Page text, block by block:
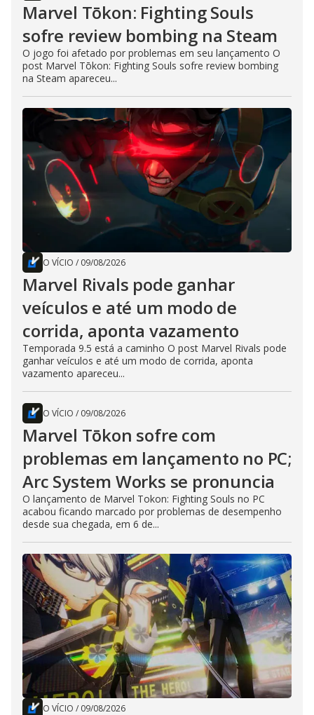
Marvel Tōkon: Fighting Souls
sofre review bombing na Steam
O jogo foi afetado por problemas em seu lançamento O
post Marvel Tōkon: Fighting Souls sofre review bombing
na Steam apareceu...
O VÍCIO / 09/08/2026
Marvel Rivals pode ganhar
veículos e até um modo de
corrida, aponta vazamento
Temporada 9.5 está a caminho O post Marvel Rivals pode
ganhar veículos e até um modo de corrida, aponta
vazamento apareceu...
O VÍCIO / 09/08/2026
Marvel Tōkon sofre com
problemas em lançamento no PC;
Arc System Works se pronuncia
O lançamento de Marvel Tokon: Fighting Souls no PC
acabou ficando marcado por problemas de desempenho
desde sua chegada, em 6 de...
O VÍCIO / 09/08/2026